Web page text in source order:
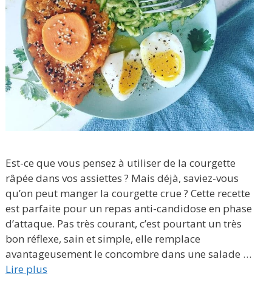
Est-ce que vous pensez à utiliser de la courgette
râpée dans vos assiettes ? Mais déjà, saviez-vous
qu’on peut manger la courgette crue ? Cette recette
est parfaite pour un repas anti-candidose en phase
d’attaque. Pas très courant, c’est pourtant un très
bon réflexe, sain et simple, elle remplace
avantageusement le concombre dans une salade …
Lire plus